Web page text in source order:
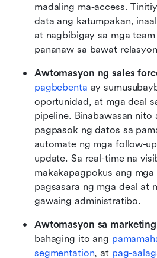
madaling ma-access.
data ang katumpakan,
at nagbibigay sa mga
pananaw sa bawat
Awtomasyon ng sales
pagbebenta ay
oportunidad, at mga deal
pipeline. Binabawasan nito
pagpasok ng datos sa
automate ng mga follow-
update. Sa real-time na
makakapagpokus ang mga
pagsasara ng mga deal at
gawaing administratibo.
Awtomasyon sa
bahaging ito ang
segmentation, at pag-